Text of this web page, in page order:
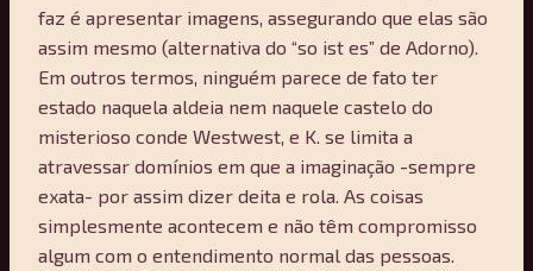
faz é apresentar imagens, assegurando que elas são
assim mesmo (alternativa do “so ist es” de Adorno).
Em outros termos, ninguém parece de fato ter
estado naquela aldeia nem naquele castelo do
misterioso conde Westwest, e K. se limita a
atravessar domínios em que a imaginação -sempre
exata- por assim dizer deita e rola. As coisas
simplesmente acontecem e não têm compromisso
algum com o entendimento normal das pessoas.